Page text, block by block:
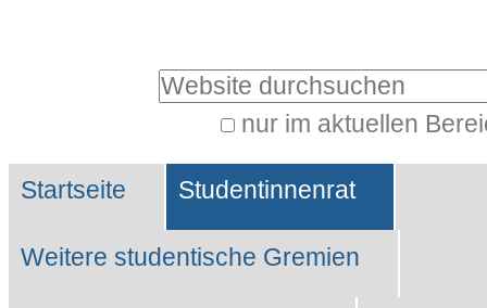
Website durchsuchen
nur im aktuellen
Suche…
Sektionen
Startseite Studentinnenrat
Weitere studentische Gremien